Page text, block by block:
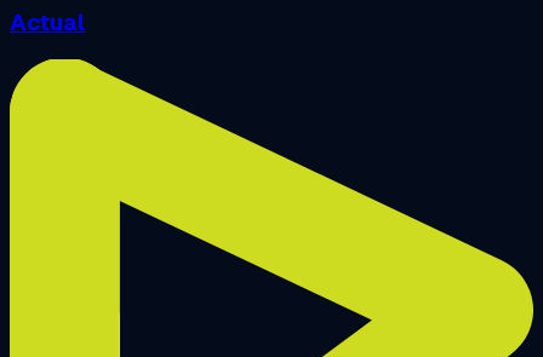
Actual